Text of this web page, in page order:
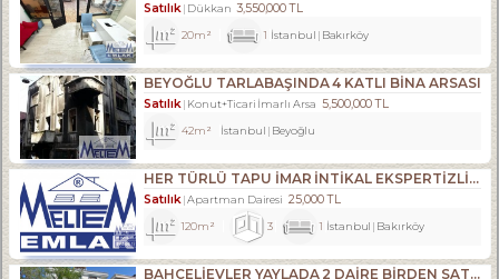
Satılık Dükkan 3,550,000 TL
20m² 1 İstanbul Bakırköy
BEYOĞLU TARLABAŞINDA 4 KATLI BINA ARSASI
Satılık Konut+Ticari İmarlı Arsa 5,500,000 TL
42m² İstanbul Beyoğlu
HER TÜRLÜ TAPU İMAR İNTİKAL EKSPERTİZLİK VE KENTSEL DÖNÜŞÜM DANIŞMANLIK HİZMETLERİ
Satılık Apartman Dairesi 25,000 TL
120m² 3 1 İstanbul Bakırköy
BAHÇELİEVLER YAYLADA 2 DAİRE BİRDEN SATILIKTIR.